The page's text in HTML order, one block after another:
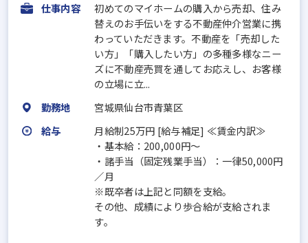
仕事内容
初めてのマイホームの購入から売却、住み
替えのお手伝いをする不動産仲介営業に携
わっていただきます。不動産を「売却した
い方」「購入したい方」の多種多様なニー
ズに不動産売買を通してお応えし、お客様
の立場に立...
勤務地
宮城県仙台市青葉区
給与
月給制25万円 [給与補足] ≪賃金内訳≫
・基本給：200,000円～
・諸手当（固定残業手当）：一律50,000円
／月
※既卒者は上記と同額を支給。
その他、成績により歩合給が支給されま
す。